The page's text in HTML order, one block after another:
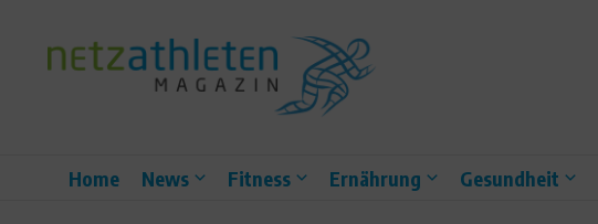
Home News Fitness Ernährung Gesundheit